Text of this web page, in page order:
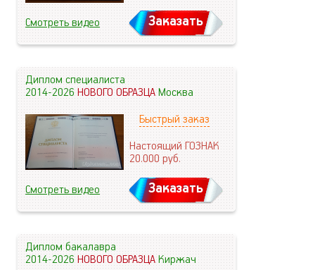
Смотреть видео Заказать
Диплом специалиста
2014-2026НОВОГО ОБРАЗЦАМосква
Быстрый заказ
Настоящий ГОЗНАК
20.000руб.
Смотреть видео Заказать
Диплом бакалавра
2014-2026НОВОГО ОБРАЗЦАКиржач